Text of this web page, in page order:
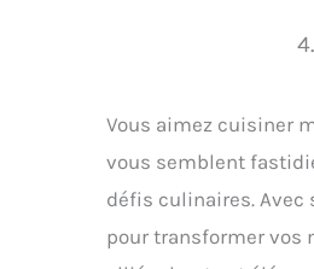
Vous aimez cuisiner
vous semblent
défis culinaires. Avec
pour transformer vos